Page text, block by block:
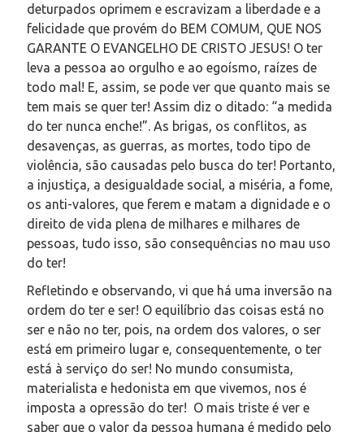
deturpados oprimem e escravizam a liberdade e a
felicidade que provém do BEM COMUM, QUE NOS
GARANTE O EVANGELHO DE CRISTO JESUS! O ter
leva a pessoa ao orgulho e ao egoísmo, raízes de
todo mal! E, assim, se pode ver que quanto mais se
tem mais se quer ter! Assim diz o ditado: “a medida
do ter nunca enche!”. As brigas, os conflitos, as
desavenças, as guerras, as mortes, todo tipo de
violência, são causadas pelo busca do ter! Portanto,
a injustiça, a desigualdade social, a miséria, a fome,
os anti-valores, que ferem e matam a dignidade e o
direito de vida plena de milhares e milhares de
pessoas, tudo isso, são consequências no mau uso
do ter!
Refletindo e observando, vi que há uma inversão na
ordem do ter e ser! O equilíbrio das coisas está no
ser e não no ter, pois, na ordem dos valores, o ser
está em primeiro lugar e, consequentemente, o ter
está à serviço do ser! No mundo consumista,
materialista e hedonista em que vivemos, nos é
imposta a opressão do ter! O mais triste é ver e
saber que o valor da pessoa humana é medido pelo